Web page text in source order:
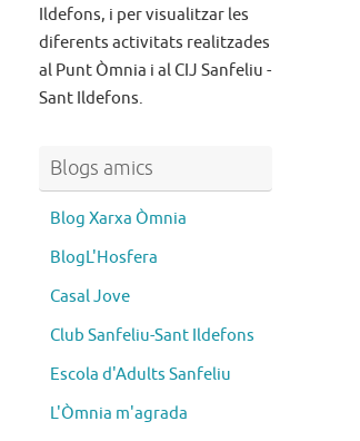
Ildefons, i per visualitzar les
diferents activitats realitzades
al Punt Òmnia i al CIJ Sanfeliu -
Sant Ildefons.
Blogs amics
Blog Xarxa Òmnia
BlogL'Hosfera
Casal Jove
Club Sanfeliu-Sant Ildefons
Escola d'Adults Sanfeliu
L'Òmnia m'agrada